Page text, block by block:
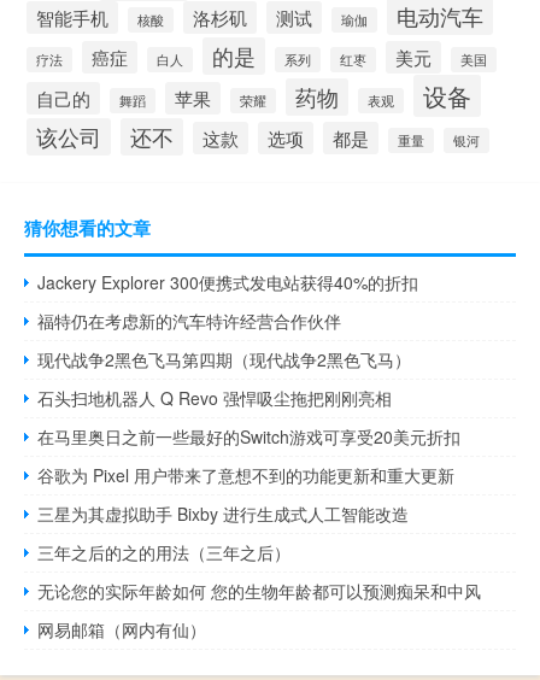
智能手机
核酸 洛杉矶 测试 瑜伽 电动汽车
疗法 癌症 白人 的是 系列 红枣 美元 美国
自己的 舞蹈 苹果 荣耀 药物 表观 设备
该公司 还不 这款 选项 都是 重量 银河
猜你想看的文章
Jackery Explorer 300便携式发电站获得40%的折扣
福特仍在考虑新的汽车特许经营合作伙伴
现代战争2黑色飞马第四期（现代战争2黑色飞马）
石头扫地机器人 Q Revo 强悍吸尘拖把刚刚亮相
在马里奥日之前一些最好的Switch游戏可享受20美元折扣
谷歌为 Pixel 用户带来了意想不到的功能更新和重大更新
三星为其虚拟助手 Bixby 进行生成式人工智能改造
三年之后的之的用法（三年之后）
无论您的实际年龄如何 您的生物年龄都可以预测痴呆和中风
网易邮箱（网内有仙）